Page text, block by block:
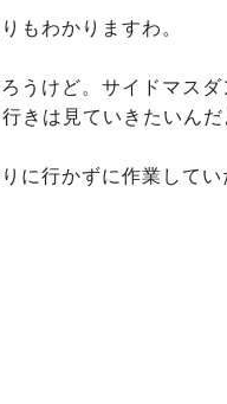
もわかりますわ。
うけど。サイドマスダ
きは見ていきたいんだ
に行かずに作業してい